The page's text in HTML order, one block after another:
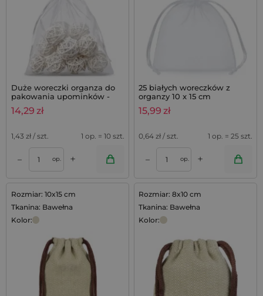
Duże woreczki organza do
pakowania upominków -
białe, 10 szt.
14,29 zł
1,43 zł / szt. 1 op. = 10 szt.
– op. +
25 białych woreczków z
organzy 10 x 15 cm
15,99 zł
0,64 zł / szt. 1 op. = 25 szt.
– op. +
Rozmiar: 10x15 cm
Tkanina: Bawełna
Kolor:
Rozmiar: 8x10 cm
Tkanina: Bawełna
Kolor: